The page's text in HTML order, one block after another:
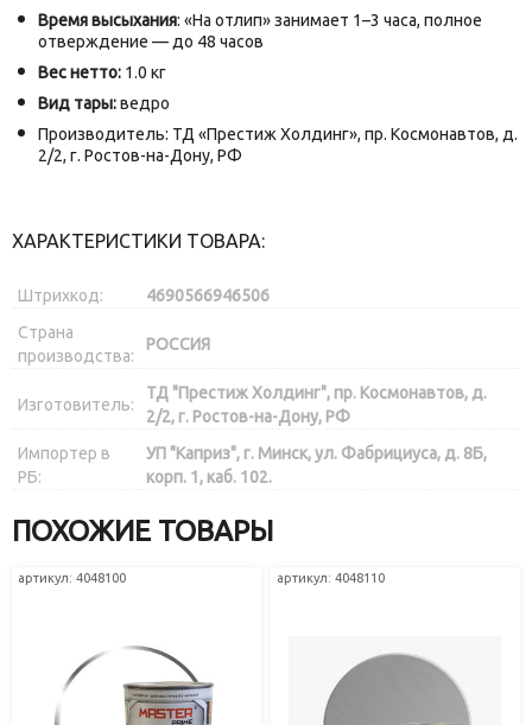
Время высыхания: «На отлип» занимает 1–3 часа, полное
отверждение — до 48 часов
Вес нетто: 1.0 кг
Вид тары:ведро
Производитель: ТД «Престиж Холдинг», пр. Космонавтов, д.
2/2, г. Ростов-на-Дону, РФ
ХАРАКТЕРИСТИКИ ТОВАРА:
Штрихкод:
4690566946506
Страна
производства:
РОССИЯ
Изготовитель:
ТД "Престиж Холдинг", пр. Космонавтов, д.
2/2, г. Ростов-на-Дону, РФ
Импортер в
РБ:
УП "Каприз", г. Минск, ул. Фабрициуса, д. 8Б,
корп. 1, каб. 102.
ПОХОЖИЕ ТОВАРЫ
артикул: 4048100 артикул: 4048110